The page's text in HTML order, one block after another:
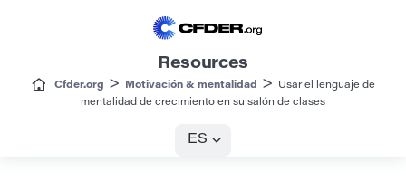
Resources
Cfder.org > Motivación & mentalidad >
Usar el lenguaje de
mentalidad de crecimiento en su salón de clases
ES